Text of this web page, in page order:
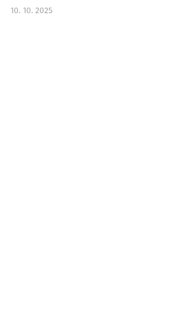
10. 10. 2025